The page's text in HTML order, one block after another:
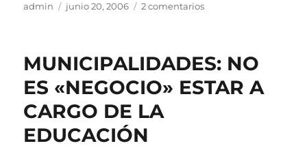
Autor
admin
Publicado
junio 20, 2006 2 comentariosen
MUNICIPALIDADES: NO
ES «NEGOCIO» ESTAR A
CARGO DE LA
EDUCACIÓN